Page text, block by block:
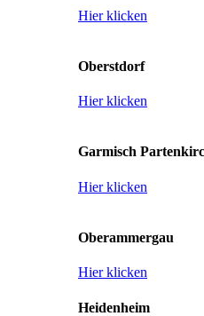
Hier klicken
Oberstdorf
Hier klicken
Garmisch
Hier klicken
Oberammergau
Hier klicken
Heidenheim